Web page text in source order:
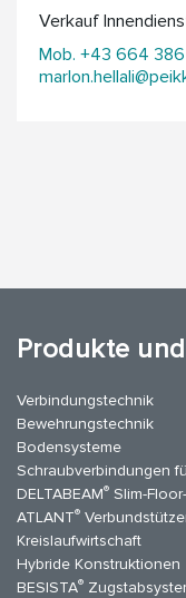
Verkauf
Mob. +43 664
Produkte
Verbindungstechnik
Bewehrungstechnik
Bodensysteme
Schraubverbindungen
DELTABEAM® Slim-
ATLANT®
Kreislaufwirtschaft
Hybride Konstruktionen
BESISTA®